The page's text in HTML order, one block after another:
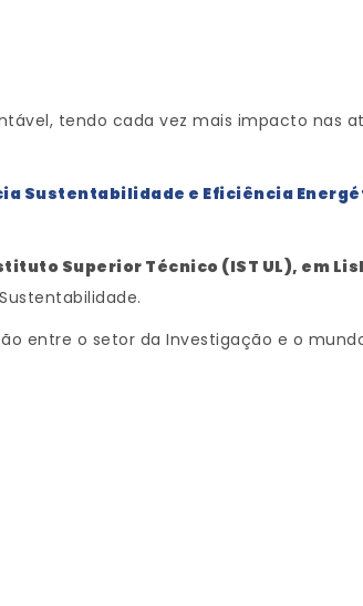
tendo cada vez mais impacto nas
Sustentabilidade e Eficiência
Superior Técnico (IST UL), em
entre o setor da Investigação e o